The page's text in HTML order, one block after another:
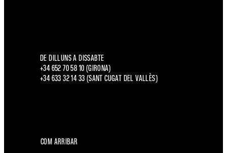
DE DILLUNS A DISSABTE
+34 652 70 58 10 (GIRONA)
+34 633 32 14 33 (SANT CUGAT DEL VALLÈS)
COM ARRIBAR